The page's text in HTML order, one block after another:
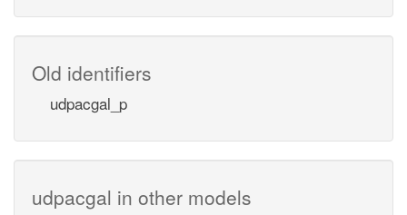
Old identifiers
udpacgal_p
udpacgal in other models